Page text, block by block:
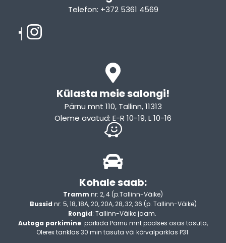
Telefon: +372 5361 4569
Külasta meie salongi!
Pärnu mnt 110, Tallinn, 11313
Oleme avatud: E-R 10-19, L 10-16
Kohale saab:
Tramm nr: 2, 4 (p.Tallinn-Väike)
Bussid nr: 5, 18, 18A, 20, 20A, 28, 32, 36 (p. Tallinn-Väike)
Rongid: Tallinn-Väike jaam.
Autoga parkimine: parkida Pärnu mnt poolses osas tasuta,
Olerex tanklas 30 min tasuta või kõrvalparklas P31